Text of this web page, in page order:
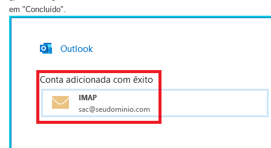
em "Concluído".